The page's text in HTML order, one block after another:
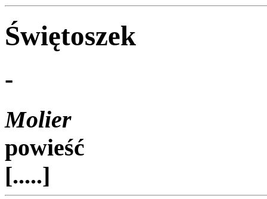
Świętoszek
-
Molier
powieść
[.....]